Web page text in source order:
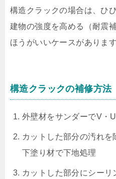
構造クラックの場合は、ひ
建物の強度を高める（耐震
ほうがいいケースがあります
構造クラックの補修方法
外壁材をサンダーでV・
カットした部分の汚れ
下塗り材で下地処理
カットした部分にシーリ